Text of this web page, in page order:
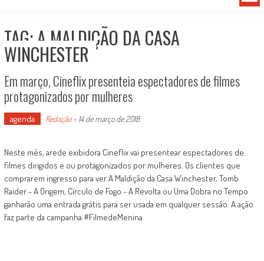
TAG: A MALDIÇÃO DA CASA
WINCHESTER
Em março, Cineflix presenteia espectadores de filmes
protagonizados por mulheres
agenda Redação- 14 de março de 2018
Neste mês, arede exibidora Cineflix vai presentear espectadores de
filmes dirigidos e ou protagonizados por mulheres. Os clientes que
comprarem ingresso para ver A Maldição da Casa Winchester, Tomb
Raider - A Origem, Círculo de Fogo - A Revolta ou Uma Dobra no Tempo
ganharão uma entrada grátis para ser usada em qualquer sessão. A ação
faz parte da campanha #FilmedeMenina